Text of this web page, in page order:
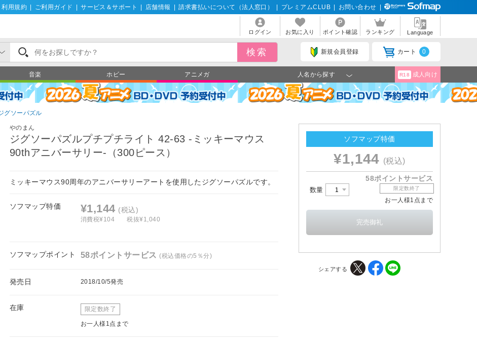
利用規約 ご利用ガイド サービス＆サポート 店舗情報 請求書払いについて（法人窓口） プレミアムCLUB お問い合わせ
ログイン お気に入り ポイント確認 ランキング Language
新規会員登録 カート 0
音楽 ホビー アニメガ 人名から探す R18 成人向け
グソーパズル
やのまん
ジグソーパズルプチプチライト 42-63 -ミッキーマウス
90thアニバーサリー-（300ピース）
ミッキーマウス90周年のアニバーサリーアートを使用したジグソーパズルです。
ソフマップ特価 ¥1,144 (税込)
消費税¥104 税抜¥1,040
ソフマップポイント 58ポイントサービス(税込価格の5％分)
発売日 2018/10/5発売
在庫 限定数終了
お一人様1点まで
ソフマップ特価
¥1,144 (税込)
58ポイントサービス
数量 限定数終了
お一人様1点まで
シェアする